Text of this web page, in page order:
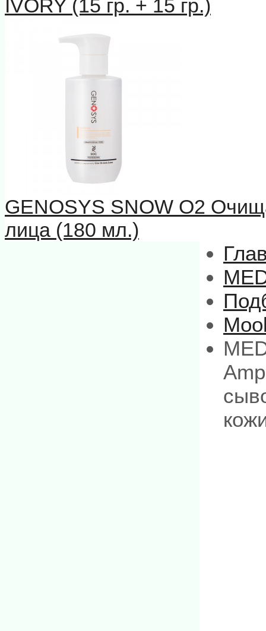
IVORY (15 гр. + 15 гр.)
GENOSYS SNOW О2
лица (180 мл.)